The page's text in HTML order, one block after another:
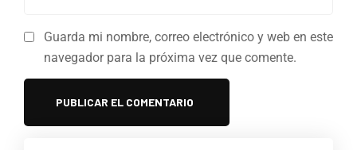
Guarda mi nombre, correo electrónico y web en este
navegador para la próxima vez que comente.